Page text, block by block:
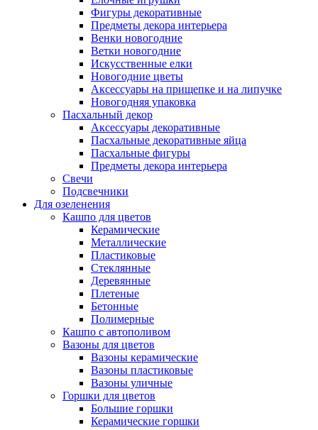
Фигуры декоративные
Предметы декора интерьера
Венки новогодние
Ветки новогодние
Искусственные елки
Новогодние цветы
Аксессуары на прищепке и на липучке
Новогодняя упаковка
Пасхальный декор
Аксессуары декоративные
Пасхальные декоративные яйца
Пасхальные фигуры
Предметы декора интерьера
Свечи
Подсвечники
Для озеленения
Кашпо для цветов
Керамические
Металлические
Пластиковые
Стеклянные
Деревянные
Плетеные
Бетонные
Полимерные
Кашпо с автополивом
Вазоны для цветов
Вазоны керамические
Вазоны пластиковые
Вазоны уличные
Горшки для цветов
Большие горшки
Керамические горшки